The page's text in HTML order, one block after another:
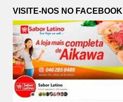
VISITE-NOS NO FACEBOOK